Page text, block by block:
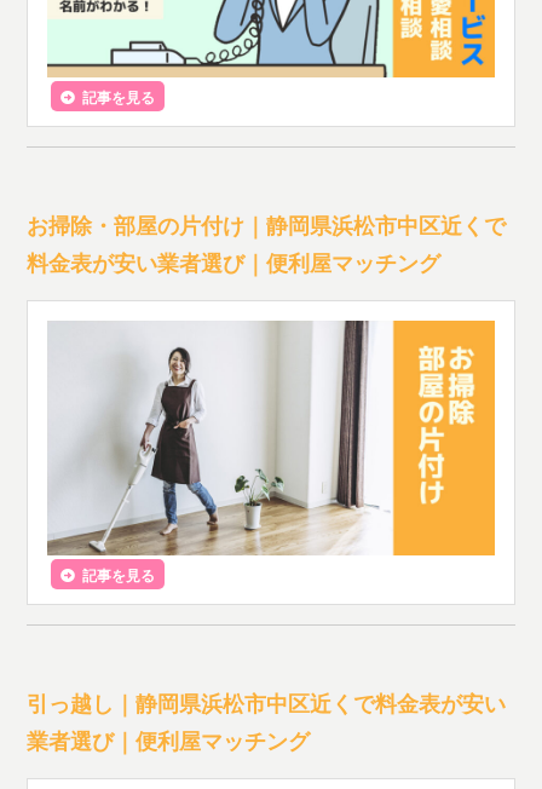
記事を見る
お掃除・部屋の片付け｜静岡県浜松市中区近くで
料金表が安い業者選び｜便利屋マッチング
記事を見る
引っ越し｜静岡県浜松市中区近くで料金表が安い
業者選び｜便利屋マッチング